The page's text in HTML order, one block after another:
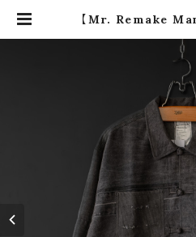
【Mr. Remake
size M) |